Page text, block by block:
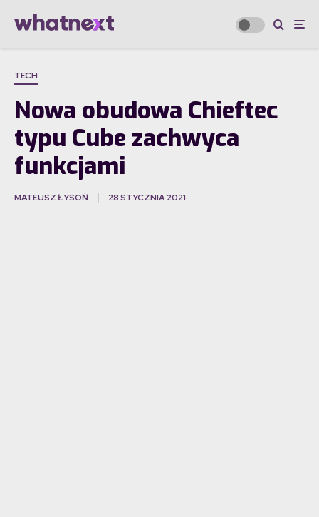
TECH
Nowa obudowa Chieftec
typu Cube zachwyca
funkcjami
MATEUSZ ŁYSOŃ 28 STYCZNIA 2021